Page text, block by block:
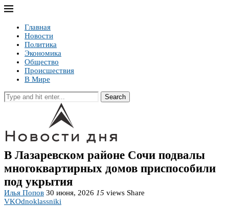
Главная
Новости
Политика
Экономика
Общество
Происшествия
В Мире
Search
В Лазаревском районе Сочи подвалы
многоквартирных домов приспособили
под укрытия
Илья Попов 30 июня, 2026 15 views Share
VKOdnoklassniki